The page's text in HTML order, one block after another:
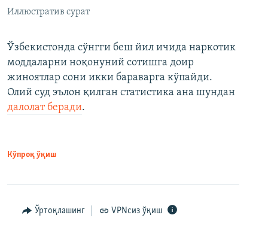
Иллюстратив сурат
Ўзбекистонда сўнгги беш йил ичида наркотик
моддаларни ноқонуний сотишга доир
жиноятлар сони икки бараварга кўпайди.
Олий суд эълон қилган статистика ана шундан
далолат беради.
Кўпроқ ўқиш
Ўртоқлашинг VPNсиз ўқиш